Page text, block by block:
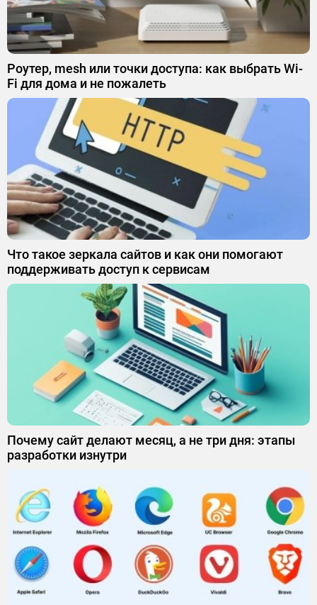
Роутер, mesh или точки доступа: как выбрать Wi-
Fi для дома и не пожалеть
Что такое зеркала сайтов и как они помогают
поддерживать доступ к сервисам
Почему сайт делают месяц, а не три дня: этапы
разработки изнутри